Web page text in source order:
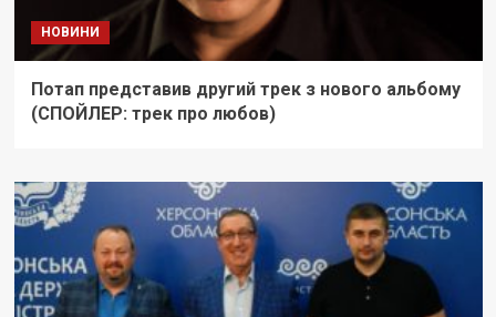
НОВИНИ
Потап представив другий трек з нового альбому
(СПОЙЛЕР: трек про любов)